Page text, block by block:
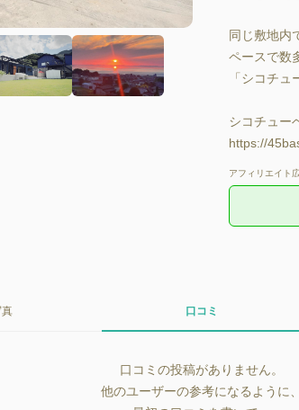
同じ敷地内
ペースで数
「シコチ
シコチュー
https://
アフィリエイト
真 口コミ
口コミの投稿がありません。
他のユーザーの参考になるように、